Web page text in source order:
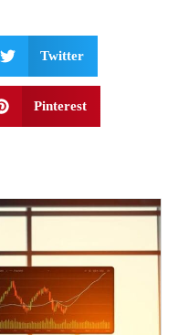
Twitter
Pinterest